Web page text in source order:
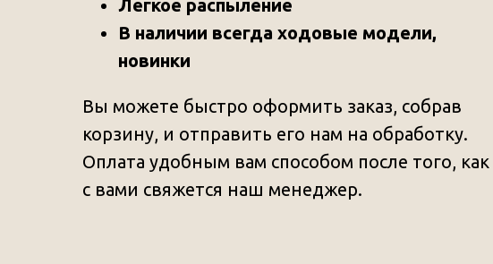
Легкое распыление
В наличии всегда ходовые модели,
новинки
Вы можете быстро оформить заказ, собрав
корзину, и отправить его нам на обработку.
Оплата удобным вам способом после того, как
с вами свяжется наш менеджер.